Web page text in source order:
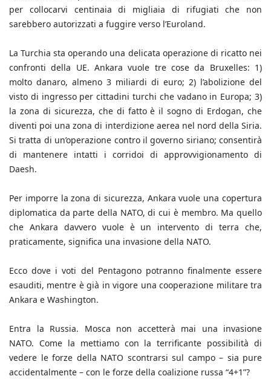
per collocarvi centinaia di migliaia di rifugiati che non
sarebbero autorizzati a fuggire verso l’Euroland.
La Turchia sta operando una delicata operazione di ricatto nei
confronti della UE. Ankara vuole tre cose da Bruxelles: 1)
molto danaro, almeno 3 miliardi di euro; 2) l’abolizione del
visto di ingresso per cittadini turchi che vadano in Europa; 3)
la zona di sicurezza, che di fatto è il sogno di Erdogan, che
diventi poi una zona di interdizione aerea nel nord della Siria.
Si tratta di un’operazione contro il governo siriano; consentirà
di mantenere intatti i corridoi di approvvigionamento di
Daesh.
Per imporre la zona di sicurezza, Ankara vuole una copertura
diplomatica da parte della NATO, di cui è membro. Ma quello
che Ankara davvero vuole è un intervento di terra che,
praticamente, significa una invasione della NATO.
Ecco dove i voti del Pentagono potranno finalmente essere
esauditi, mentre è già in vigore una cooperazione militare tra
Ankara e Washington.
Entra la Russia. Mosca non accetterà mai una invasione
NATO. Come la mettiamo con la terrificante possibilità di
vedere le forze della NATO scontrarsi sul campo – sia pure
accidentalmente – con le forze della coalizione russa “4+1”?